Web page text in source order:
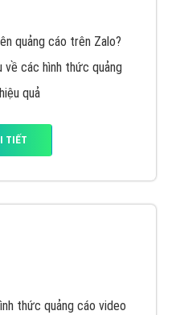
quảng cáo trên Zalo?
về các hình thức quảng
quả
TIẾT
thức quảng cáo video